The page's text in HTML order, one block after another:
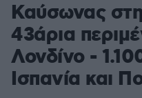
Καύσωνας
43άρια
Λονδίνο -
Ισπανία και